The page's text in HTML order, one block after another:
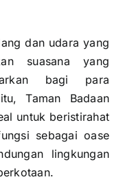
dan udara yang
suasana yang
bagi para
Taman Badaan
untuk beristirahat
sebagai oase
lingkungan